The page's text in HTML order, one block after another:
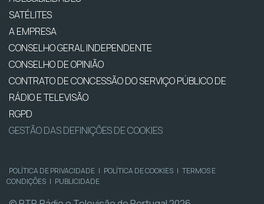
SATÉLITES
A EMPRESA
CONSELHO GERAL INDEPENDENTE
CONSELHO DE OPINIÃO
CONTRATO DE CONCESSÃO DO SERVIÇO PÚBLICO DE
RÁDIO E TELEVISÃO
RGPD
GESTÃO DAS DEFINIÇÕES DE COOKIES
POLÍTICA DE PRIVACIDADE | POLÍTICA DE COOKIES | TERMOS E
CONDIÇÕES | PUBLICIDADE